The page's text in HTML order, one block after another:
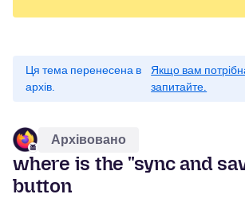
Ця тема перенесена в
архів.
Якщо вам
запитайте.
Архівовано
where is the "sync and
button